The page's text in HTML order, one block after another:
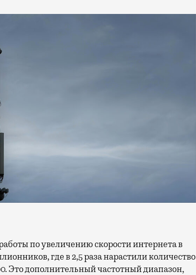
где в 2,5 раза нарастили количество
Это дополнительный частотный диапазон,